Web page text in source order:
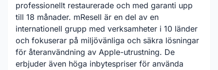
professionellt restaurerade och med garanti upp
till 18 månader. mResell är en del av en
internationell grupp med verksamheter i 10 länder
och fokuserar på miljövänliga och säkra lösningar
för återanvändning av Apple-utrustning. De
erbjuder även höga inbytespriser för använda